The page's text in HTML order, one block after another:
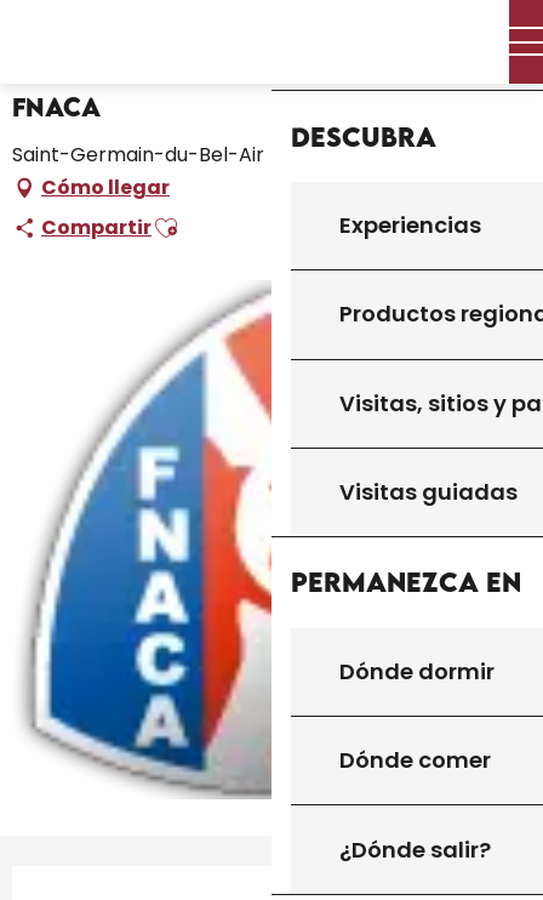
principal
Descubra
Experiencias
Productos
Visitas, sitios y
Visitas guiadas
Permanezca en
Dónde dormir
Dónde comer
¿Dónde salir?
FNACA
Saint-Germain-du-Bel-Air
Cómo llegar
CompartirAjouter aux favoris